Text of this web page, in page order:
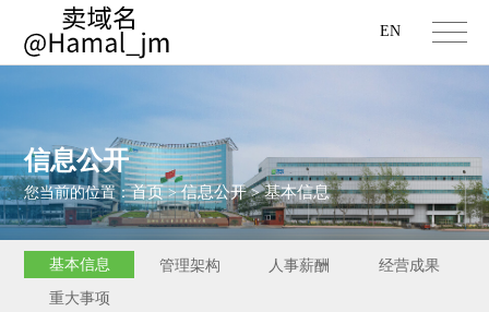
EN
信息公开
您当前的位置：首页>信息公开>基本信息
基本信息 管理架构 人事薪酬
经营成果
重大事项